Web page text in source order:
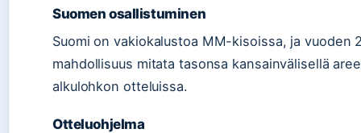
Suomen osallistuminen
Suomi on vakiokalustoa MM-kisoissa, ja vuoden
mahdollisuus mitata tasonsa kansainvälisellä
alkulohkon otteluissa.
Otteluohjelma